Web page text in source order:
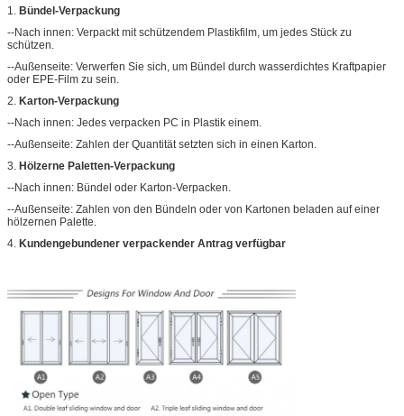
1. Bündel-Verpackung
--Nach innen: Verpackt mit schützendem Plastikfilm, um jedes Stück zu
schützen.
--Außenseite: Verwerfen Sie sich, um Bündel durch wasserdichtes Kraftpapier
oder EPE-Film zu sein.
2. Karton-Verpackung
--Nach innen: Jedes verpacken PC in Plastik einem.
--Außenseite: Zahlen der Quantität setzten sich in einen Karton.
3. Hölzerne Paletten-Verpackung
--Nach innen: Bündel oder Karton-Verpacken.
--Außenseite: Zahlen von den Bündeln oder von Kartonen beladen auf einer
hölzernen Palette.
4. Kundengebundener verpackender Antrag verfügbar